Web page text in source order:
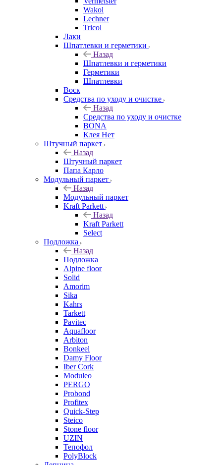
Wakol
Lechner
Tricol
Лаки
Шпатлевки и герметики
Назад
Шпатлевки и герметики
Герметики
Шпатлевки
Воск
Средства по уходу и очистке
Назад
Средства по уходу и очистке
BONA
Клея Нет
Штучный паркет
Назад
Штучный паркет
Папа Карло
Модульный паркет
Назад
Модульный паркет
Kraft Parkett
Назад
Kraft Parkett
Select
Подложка
Назад
Подложка
Alpine floor
Solid
Amorim
Sika
Kahrs
Tarkett
Pavitec
Aquafloor
Arbiton
Bonkeel
Damy Floor
Iber Cork
Moduleo
PERGO
Probond
Profitex
Quick-Step
Steico
Stone floor
UZIN
Тепофол
PolyBlock